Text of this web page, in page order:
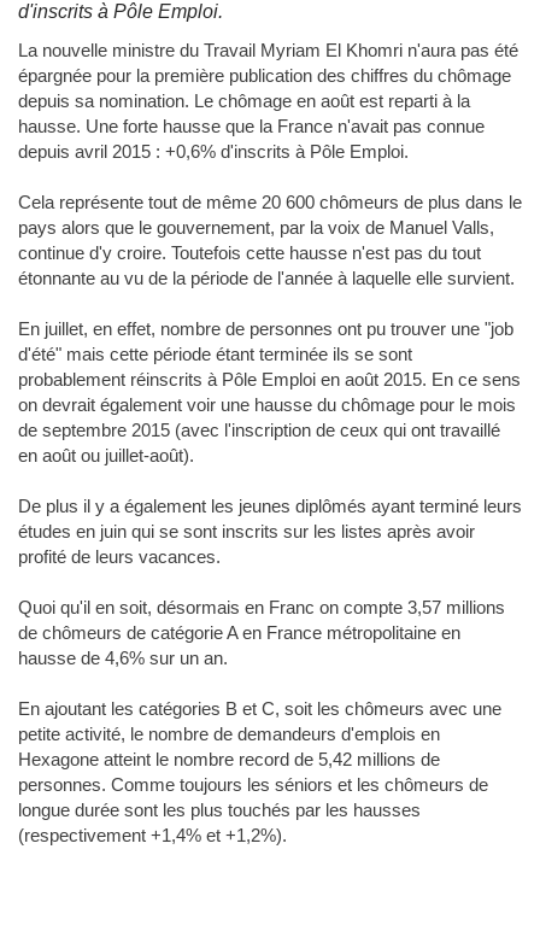
d'inscrits à Pôle Emploi.
La nouvelle ministre du Travail Myriam El Khomri n'aura pas été
épargnée pour la première publication des chiffres du chômage
depuis sa nomination. Le chômage en août est reparti à la
hausse. Une forte hausse que la France n'avait pas connue
depuis avril 2015 : +0,6% d'inscrits à Pôle Emploi.
Cela représente tout de même 20 600 chômeurs de plus dans le
pays alors que le gouvernement, par la voix de Manuel Valls,
continue d'y croire. Toutefois cette hausse n'est pas du tout
étonnante au vu de la période de l'année à laquelle elle survient.
En juillet, en effet, nombre de personnes ont pu trouver une "job
d'été" mais cette période étant terminée ils se sont
probablement réinscrits à Pôle Emploi en août 2015. En ce sens
on devrait également voir une hausse du chômage pour le mois
de septembre 2015 (avec l'inscription de ceux qui ont travaillé
en août ou juillet-août).
De plus il y a également les jeunes diplômés ayant terminé leurs
études en juin qui se sont inscrits sur les listes après avoir
profité de leurs vacances.
Quoi qu'il en soit, désormais en Franc on compte 3,57 millions
de chômeurs de catégorie A en France métropolitaine en
hausse de 4,6% sur un an.
En ajoutant les catégories B et C, soit les chômeurs avec une
petite activité, le nombre de demandeurs d'emplois en
Hexagone atteint le nombre record de 5,42 millions de
personnes. Comme toujours les séniors et les chômeurs de
longue durée sont les plus touchés par les hausses
(respectivement +1,4% et +1,2%).